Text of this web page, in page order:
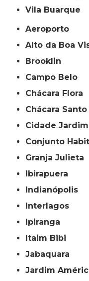
Vila Buarque
Aeroporto
Alto da Boa
Brooklin
Campo Belo
Chácara Flora
Chácara
Cidade Jardim
Conjunto
Granja Julieta
Ibirapuera
Indianópolis
Interlagos
Ipiranga
Itaim Bibi
Jabaquara
Jardim